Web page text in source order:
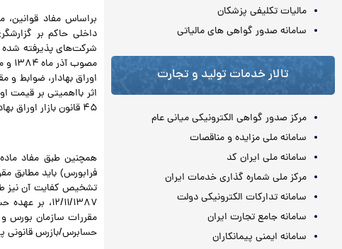
مالیات تکلیفی پزشکان
سامانه صدور گواهی های مالیاتی
تالار خدمات تولید و تجارت
مرکز صدور گواهی الکترونیکی میانی عام
سامانه ملی مزایده و مناقصات
سامانه ملی ایران کد
مرکز ملی شماره گذاری خدمات ایران
سامانه تدارکات الکترونیکی دولت
سامانه جامع تجارت ایران
سامانه ایمنی پیمانکاران
بر‌اساس مفاد قوانین،
داخلی حاکم بر
اوراق بهادار، ضوابط و
اثر بااهمیتی بر قیمت
۴۵ قانون بازار اوراق بهادار مشخص گردیده است.
فرابورس) باید مطابق
۱۲/۱۱/
مقررات سازمان بورس و
حسابرس/بازرس